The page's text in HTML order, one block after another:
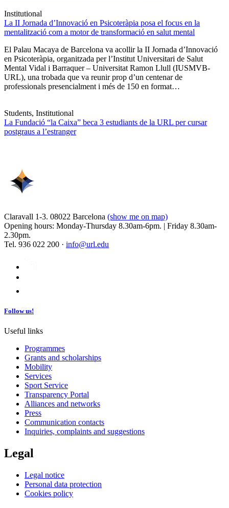
Institutional
La II Jornada d’Innovació en Psicoteràpia posa el focus en la
mentalització com a motor de transformació en salut mental
El Palau Macaya de Barcelona va acollir la II Jornada d’Innovació
en Psicoteràpia, organitzada per l’Institut Universitari de Salut
Mental Vidal i Barraquer – Universitat Ramon Llull (IUSMVB-
URL), una trobada que va reunir prop d’un centenar de
professionals presencialment i més de 150 en format…
Students, Institutional
La Fundació “la Caixa” beca 3 estudiants de la URL per cursar
postgraus a l’estranger
Claravall 1-3. 08022 Barcelona (show me on map)
Opening hours: Monday-Thursday 8.30am-6pm. | Friday 8.30am-
2.30pm.
Tel. 936 022 200 · info@url.edu
Follow us!
Useful links
Programmes
Grants and scholarships
Mobility
Services
Sport Service
Transparency Portal
Alliances and networks
Press
Communication contacts
Inquiries, complaints and suggestions
Legal
Legal notice
Personal data protection
Cookies policy